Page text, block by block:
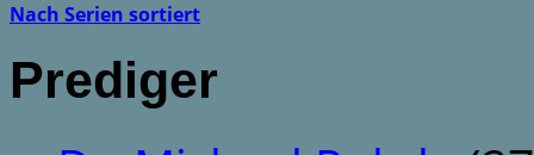
Nach Serien sortiert
Prediger